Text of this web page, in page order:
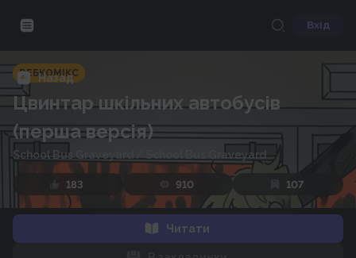
Вхід
Назад
ВЕБКОМІКС
Цвинтар шкільних автобусів
(перша версія)
School Bus Graveyard School Bus Graveyard
183 910 107
Читати